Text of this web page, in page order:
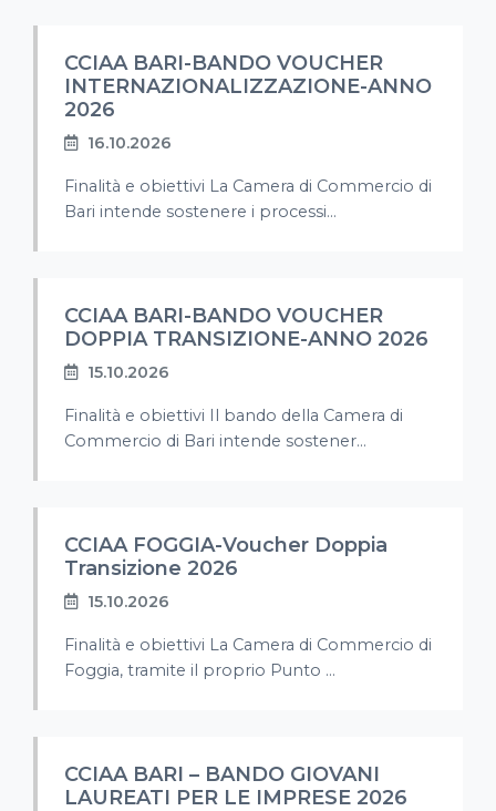
CCIAA BARI-BANDO VOUCHER
INTERNAZIONALIZZAZIONE-ANNO
2026
16.10.2026
Finalità e obiettivi La Camera di Commercio di
Bari intende sostenere i processi...
CCIAA BARI-BANDO VOUCHER
DOPPIA TRANSIZIONE-ANNO 2026
15.10.2026
Finalità e obiettivi Il bando della Camera di
Commercio di Bari intende sostener...
CCIAA FOGGIA-Voucher Doppia
Transizione 2026
15.10.2026
Finalità e obiettivi La Camera di Commercio di
Foggia, tramite il proprio Punto ...
CCIAA BARI – BANDO GIOVANI
LAUREATI PER LE IMPRESE 2026